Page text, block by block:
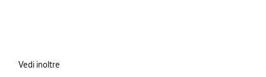
Vedi inoltre